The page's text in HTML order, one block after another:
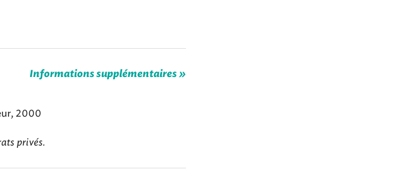
2000
privés.
Informations supplémentaires »